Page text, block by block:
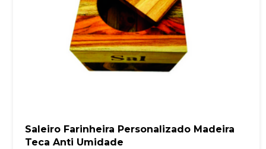
Saleiro Farinheira Personalizado Madeira
Teca Anti Umidade